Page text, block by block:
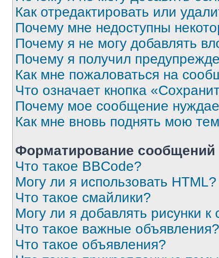
Как отредактировать или
Почему мне недоступны
Почему я не могу добавлять
Почему я получил
Как мне пожаловаться на
Что означает кнопка
Почему мое сообщение
Как мне вновь поднять мою
Форматирование
Что такое BBCode?
Могу ли я использовать HTML?
Что такое смайлики?
Могу ли я добавлять рисунки
Что такое важные объявления?
Что такое объявления?